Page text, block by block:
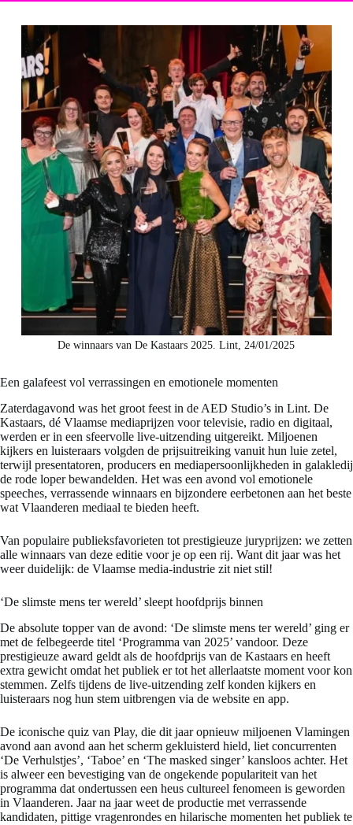
De winnaars van De Kastaars 2025. Lint, 24/01/2025
Een galafeest vol verrassingen en emotionele momenten
Zaterdagavond was het groot feest in de AED Studio’s in Lint. De
Kastaars, dé Vlaamse mediaprijzen voor televisie, radio en digitaal,
werden er in een sfeervolle live-uitzending uitgereikt. Miljoenen
kijkers en luisteraars volgden de prijsuitreiking vanuit hun luie zetel,
terwijl presentatoren, producers en mediapersoonlijkheden in galakledij
de rode loper bewandelden. Het was een avond vol emotionele
speeches, verrassende winnaars en bijzondere eerbetonen aan het beste
wat Vlaanderen mediaal te bieden heeft.
Van populaire publieksfavorieten tot prestigieuze juryprijzen: we zetten
alle winnaars van deze editie voor je op een rij. Want dit jaar was het
weer duidelijk: de Vlaamse media-industrie zit niet stil!
‘De slimste mens ter wereld’ sleept hoofdprijs binnen
De absolute topper van de avond: ‘De slimste mens ter wereld’ ging er
met de felbegeerde titel ‘Programma van 2025’ vandoor. Deze
prestigieuze award geldt als de hoofdprijs van de Kastaars en heeft
extra gewicht omdat het publiek er tot het allerlaatste moment voor kon
stemmen. Zelfs tijdens de live-uitzending zelf konden kijkers en
luisteraars nog hun stem uitbrengen via de website en app.
De iconische quiz van Play, die dit jaar opnieuw miljoenen Vlamingen
avond aan avond aan het scherm gekluisterd hield, liet concurrenten
‘De Verhulstjes’, ‘Taboe’ en ‘The masked singer’ kansloos achter. Het
is alweer een bevestiging van de ongekende populariteit van het
programma dat ondertussen een heus cultureel fenomeen is geworden
in Vlaanderen. Jaar na jaar weet de productie met verrassende
kandidaten, pittige vragenrondes en hilarische momenten het publiek te